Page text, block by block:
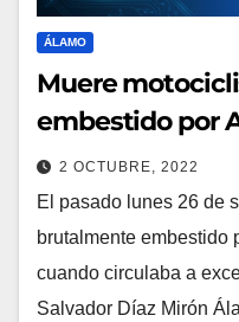
ÁLAMO
Muere
embestido por
2 OCTUBRE, 2022
El pasado lunes 26 de
brutalmente embestido
cuando circulaba a
Salvador Díaz Mirón